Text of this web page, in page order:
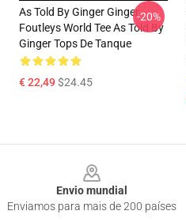
As Told By Ginger Ginger
Foutleys World Tee As Told By
Ginger Tops De Tanque
€ 22,49$24.45
-20%
Envio mundial
Enviamos para mais de 200 países